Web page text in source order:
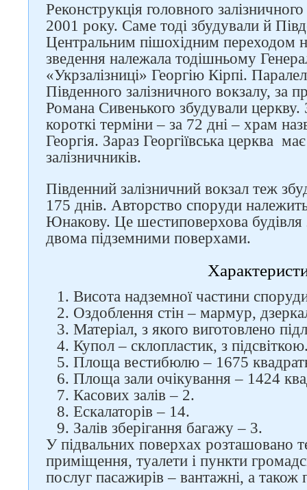
Реконструкція головного
2001 року. Саме тоді збудували й
Центральним пішохідним переходом
зведення належала тодішньому
«Укрзалізниці» Георгію Кірпі.
Південного залізничного вокзалу, за
Романа Сивенького збудували
короткі терміни – за 72 дні – храм
Георгія. Зараз Георгіївська церква
залізничників.
Південний залізничний вокзал теж
175 днів. Авторство споруди
Юнакову. Це шестиповерхова
двома підземними поверхами.
Висота надземної частини
Оздоблення стін – мармур,
Матеріал, з якого виготовлено
Купол – склопластик, з
Площа вестибюлю – 1675
Площа зали очікування – 1424
Касових залів – 2.
Ескалаторів – 14.
Залів зберігання багажу – 3.
У підвальних поверхах розташовано
приміщення, туалети і пункти
послуг пасажирів – вантажні, а також
Слідкуйте за нами в
соцмережах